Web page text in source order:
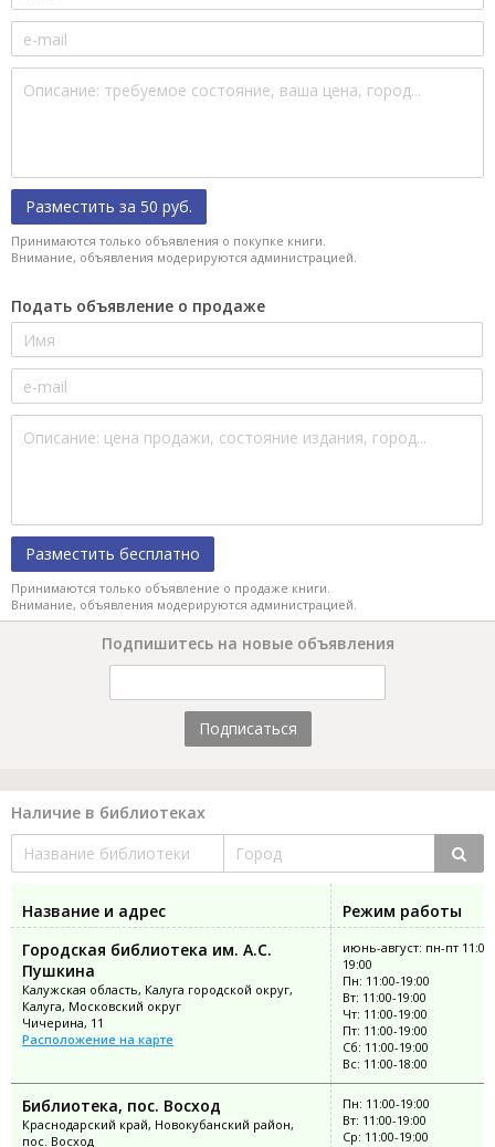
Разместить за 50 руб.
Принимаются только объявления о покупке книги.
Внимание, объявления модерируются администрацией.
Подать объявление о продаже
Разместить бесплатно
Принимаются только объявление о продаже книги.
Внимание, объявления модерируются администрацией.
Подпишитесь на новые объявления
Подписаться
Наличие в библиотеках
Название и адрес
Режим работы
Городская библиотека им. А.С.
Пушкина
Калужская область, Калуга городской округ,
Калуга, Московский округ
Чичерина, 11
Расположение на карте
июнь-август: пн-пт 11:00-
19:00
Пн: 11:00-19:00
Вт: 11:00-19:00
Чт: 11:00-19:00
Пт: 11:00-19:00
Сб: 11:00-19:00
Вс: 11:00-18:00
Библиотека, пос. Восход
Краснодарский край, Новокубанский район,
пос. Восход
Пн: 11:00-19:00
Вт: 11:00-19:00
Ср: 11:00-19:00